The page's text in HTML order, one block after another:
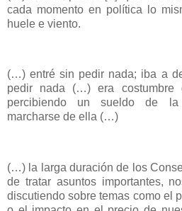
cada momento en política lo
huele e viento.
(…) entré sin pedir nada; iba a
pedir nada (…) era costumbre
percibiendo un sueldo de
marcharse de ella (…)
(…) la larga duración de los
de tratar asuntos importantes,
discutiendo sobre temas como el